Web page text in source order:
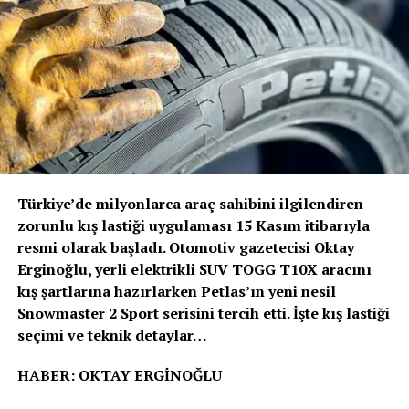
bulunuyor.
Volvo Trucks Başkanı Roger Alm; “Volvo’nun verdiği
sözde durduğunu bir kez daha kanıtladık. Güvenlik her
zamanki gibi önceliğimiz olmuştur ve olmaya devam
edecektir. Ancak bu, artık duracağımız anlamına
gelmiyor. Sürücülerimizi ve tüm yol kullanıcılarını
korumak için güvenlik alanında öncü olmaya devam
Volvo Trucks, Euro NCAP’in ağır ticari araçlar için ilk
güvenlik değerlendirmesini 2024 yılında başlattığında 5
yıldız alan ilk kamyon üreticisi olmuştu. Euro NCAP’den
5 yıldız almak, kamyonların sürücü desteği ve çarpışma
önleme kriterlerini karşıladığını ve hatta aştığını, sürücü
ile diğer yol kullanıcıları için trafik güvenliğini
Türkiye’de milyonlarca araç sahibini ilgilendiren
zorunlu kış lastiği uygulaması 15 Kasım itibarıyla
resmi olarak başladı. Otomotiv gazetecisi Oktay
Erginoğlu, yerli elektrikli SUV TOGG T10X aracını
kış şartlarına hazırlarken Petlas’ın yeni nesil
Snowmaster 2 Sport serisini tercih etti. İşte kış lastiği
seçimi ve teknik detaylar…
HABER: OKTAY ERGİNOĞLU